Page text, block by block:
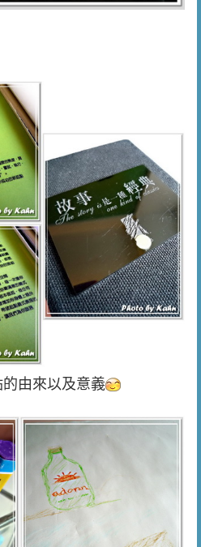
由來以及意義